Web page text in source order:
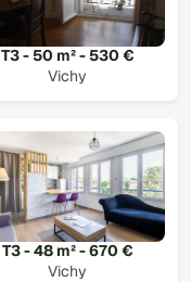
T3 - 50 m² - 530 €
Vichy
T3 - 48 m² - 670 €
Vichy